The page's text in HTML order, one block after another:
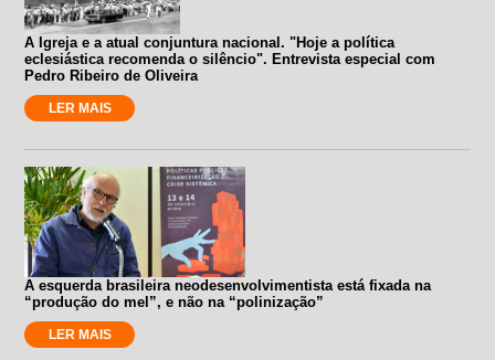
A Igreja e a atual conjuntura nacional. "Hoje a política
eclesiástica recomenda o silêncio". Entrevista especial com
Pedro Ribeiro de Oliveira
LER MAIS
A esquerda brasileira neodesenvolvimentista está fixada na
“produção do mel”, e não na “polinização”
LER MAIS